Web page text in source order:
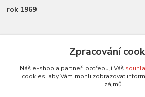
rok 1969
Zboží zařazeno v kategoriích
Všechny modely
Modely 1:18
Zpracování
Náš e-shop a partneři potřebují Váš
cookies, aby Vám mohli zobrazovat
zájmů.